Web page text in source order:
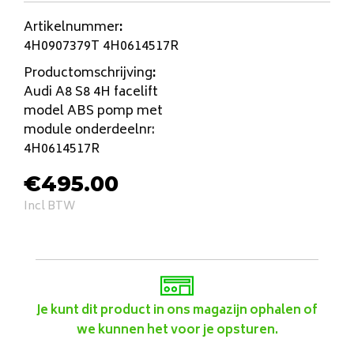
Artikelnummer:
4H0907379T 4H0614517R
Productomschrijving:
Audi A8 S8 4H facelift
model ABS pomp met
module onderdeelnr:
4H0614517R
€495.00
Incl BTW
Je kunt dit product in ons magazijn ophalen of
we kunnen het voor je opsturen.